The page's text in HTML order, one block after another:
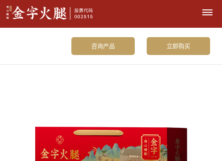
立即购买
咨询产品